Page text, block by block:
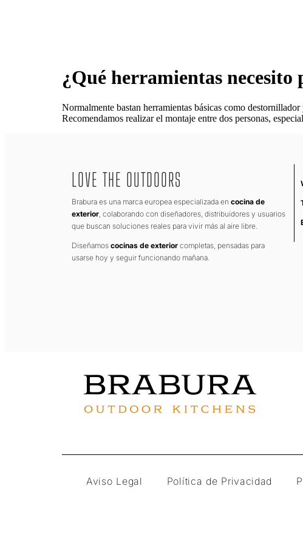
¿Qué herramientas necesito
Normalmente bastan herramientas básicas como
Recomendamos realizar el montaje entre dos personas,
LOVE THE OUTDOORS
Brabura es una marca europea especializada en cocina de
exterior, colaborando con diseñadores, distribuidores y usuarios
que buscan soluciones reales para vivir más al aire libre.
Diseñamos cocinas de exteriorcompletas, pensadas para
usarse hoy y seguir funcionando mañana.
Aviso Legal Política de Privacidad